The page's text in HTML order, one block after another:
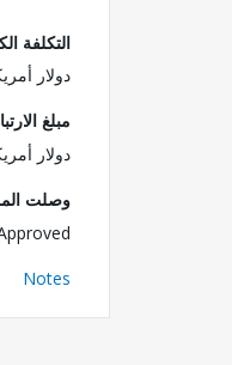
التكلفة
دولار أمريكي 0.45
مبلغ
دولار أمريكي 0.45
وصلت
Notes